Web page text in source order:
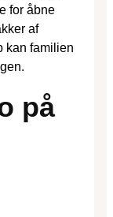
for åbne
af
kan familien
på